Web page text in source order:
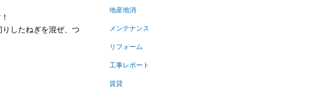
したねぎを混ぜ、つ
地産地消
メンテナンス
リフォーム
工事レポート
賃貸